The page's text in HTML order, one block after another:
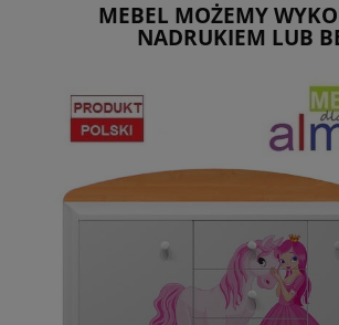
MEBEL MOŻEMY
NADRUKIEM LUB